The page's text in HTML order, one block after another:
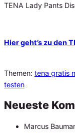
TENA Lady Pants
Hier geht’s zu den
Themen: tena gratis
testen
Neueste
Marcus